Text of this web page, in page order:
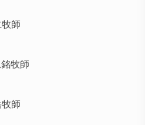
師
牧師
師